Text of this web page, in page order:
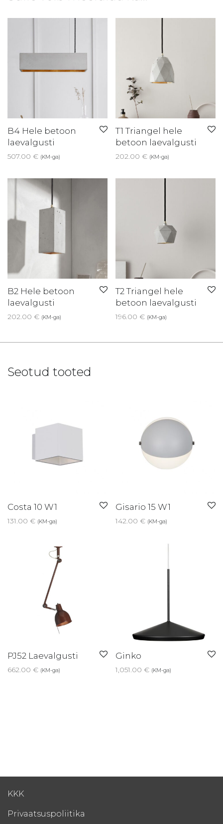
B4 Hele betoon
laevalgusti
507.00 € (KM-ga)
T1 Triangel hele
betoon laevalgusti
202.00 € (KM-ga)
B2 Hele betoon
laevalgusti
202.00 € (KM-ga)
T2 Triangel hele
betoon laevalgusti
196.00 € (KM-ga)
Seotud tooted
Costa 10 W1
131.00 € (KM-ga)
Gisario 15 W1
142.00 € (KM-ga)
PJ52 Laevalgusti
662.00 € (KM-ga)
Ginko
1,051.00 € (KM-ga)
KKK
Privaatsuspoliitika